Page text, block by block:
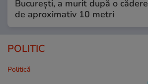
București, a murit după o cădere
de aproximativ 10 metri
POLITIC
Politică